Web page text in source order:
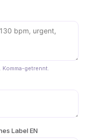
Komma-getrennt.
Label EN